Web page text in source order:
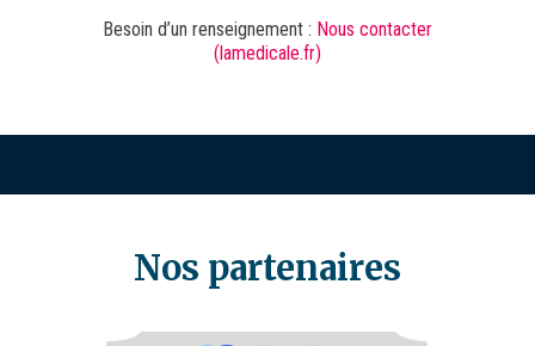
Besoin d’un renseignement : Nous contacter
(lamedicale.fr)
Nos partenaires